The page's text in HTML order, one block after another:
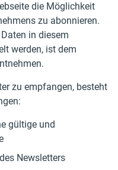
die Möglichkeit
zu abonnieren.
in diesem
werden, ist dem
zu empfangen, besteht
gültige und
Newsletters